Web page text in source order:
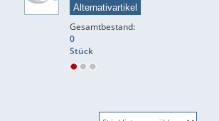
Alternativartikel
Gesamtbestand:
0
Stück